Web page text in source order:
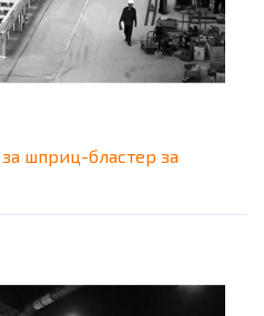
шприц-бластер за